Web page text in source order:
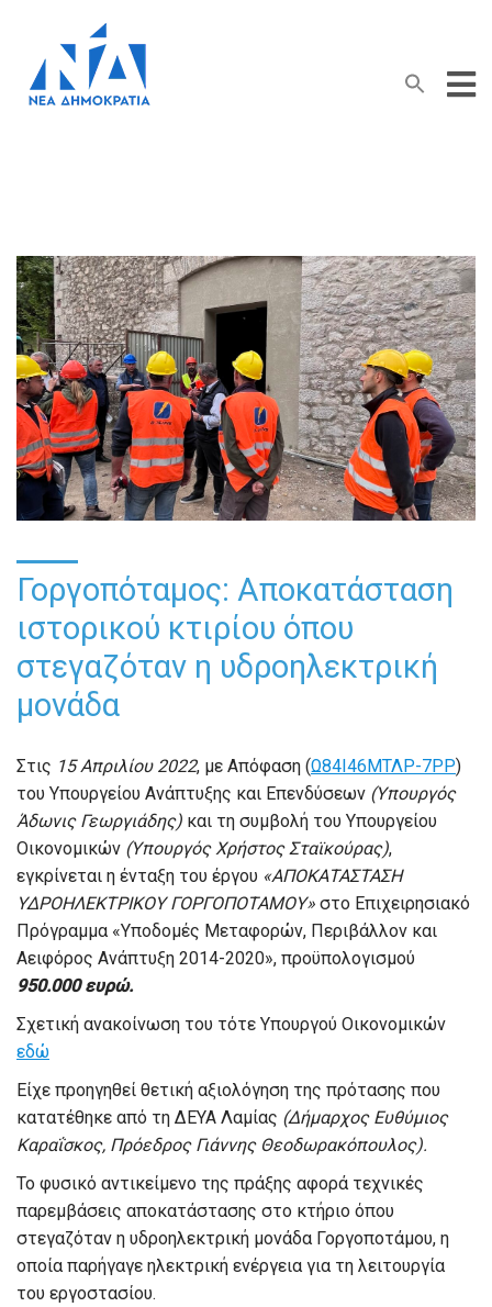
Search
for:
Search Button
Γοργοπόταμος: Αποκατάσταση
ιστορικού κτιρίου όπου
στεγαζόταν η υδροηλεκτρική
μονάδα
Στις 15 Απριλίου 2022, με Απόφαση (Ω84Ι46ΜΤΛΡ-7ΡΡ)
του Υπουργείου Ανάπτυξης και Επενδύσεων (Υπουργός
Άδωνις Γεωργιάδης) και τη συμβολή του Υπουργείου
Οικονομικών (Υπουργός Χρήστος Σταϊκούρας),
εγκρίνεται η ένταξη του έργου «ΑΠΟΚΑΤΑΣΤΑΣΗ
ΥΔΡΟΗΛΕΚΤΡΙΚΟΥ ΓΟΡΓΟΠΟΤΑΜΟΥ» στο Επιχειρησιακό
Πρόγραμμα «Υποδομές Μεταφορών, Περιβάλλον και
Αειφόρος Ανάπτυξη 2014-2020», προϋπολογισμού
950.000 ευρώ.
Σχετική ανακοίνωση του τότε Υπουργού Οικονομικών
εδώ
Είχε προηγηθεί θετική αξιολόγηση της πρότασης που
κατατέθηκε από τη ΔΕΥΑ Λαμίας (Δήμαρχος Ευθύμιος
Καραΐσκος, Πρόεδρος Γιάννης Θεοδωρακόπουλος).
Το φυσικό αντικείμενο της πράξης αφορά τεχνικές
παρεμβάσεις αποκατάστασης στο κτήριο όπου
στεγαζόταν η υδροηλεκτρική μονάδα Γοργοποτάμου, η
οποία παρήγαγε ηλεκτρική ενέργεια για τη λειτουργία
του εργοστασίου.